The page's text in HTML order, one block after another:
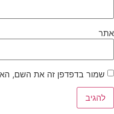
אתר
שמור בדפדפן זה את השם,